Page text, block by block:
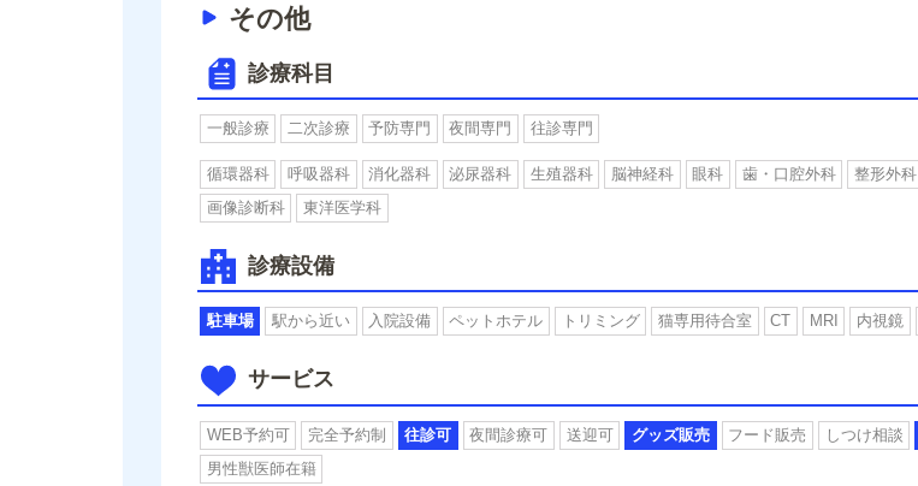
その他
診療科目
一般診療 二次診療 予防専門 夜間専門 往診専門
循環器科 呼吸器科 消化器科 泌尿器科 生殖器科 脳神経科 眼科 歯・口腔外科 整形外科
画像診断科
東洋医学科
診療設備
駐車場 駅から近い 入院設備 ペットホテル トリミング 猫専用待合室 CT MRI 内視鏡
サービス
WEB予約可 完全予約制 往診可 夜間診療可 送迎可 グッズ販売 フード販売 しつけ相談
男性獣医師在籍